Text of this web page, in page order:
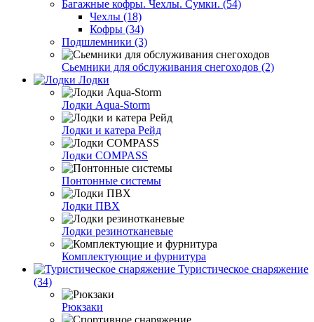
Багажные кофры. Чехлы. Сумки. (54)
Чехлы (18)
Кофры (34)
Подшлемники (3)
Сьемники для обслуживания снегоходов (2)
Лодки
Лодки Aqua-Storm
Лодки и катера Рейд
Лодки COMPASS
Понтонные системы
Лодки ПВХ
Лодки резинотканевые
Комплектующие и фурнитура
Туристическое снаряжение
(34)
Рюкзаки